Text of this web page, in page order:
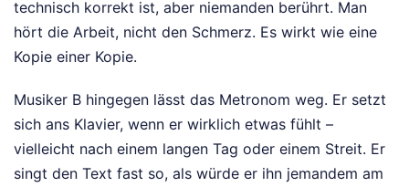
technisch korrekt ist, aber niemanden berührt. Man
hört die Arbeit, nicht den Schmerz. Es wirkt wie eine
Kopie einer Kopie.
Musiker B hingegen lässt das Metronom weg. Er setzt
sich ans Klavier, wenn er wirklich etwas fühlt –
vielleicht nach einem langen Tag oder einem Streit. Er
singt den Text fast so, als würde er ihn jemandem am